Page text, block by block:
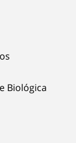
Biológica